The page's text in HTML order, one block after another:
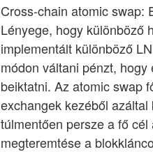
Cross-chain atomic swap:
Lényege, hogy különböző
implementált különböző
módon váltani pénzt,
beiktatni. Az atomic swap
exchangek kezéből
túlmentően persze a fő
megteremtése a